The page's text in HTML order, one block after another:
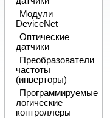
Модули
DeviceNet
Оптические
датчики
Преобразователи
частоты
(инверторы)
Программируемые
логические
контроллеры